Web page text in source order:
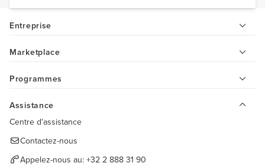
Entreprise
Marketplace
Programmes
Assistance
Centre d'assistance
Contactez-nous
Appelez-nous au: +32 2 888 31 90